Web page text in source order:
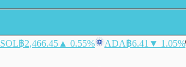
SOL฿2,466.45 ▲ 0.55% ADA฿6.41 ▼ 1.05%